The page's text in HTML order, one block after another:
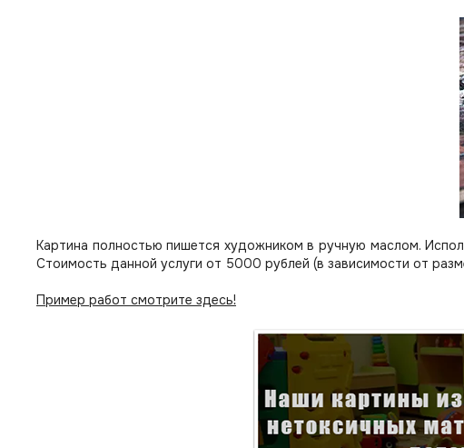
Картина полностью пишется художником в ручную маслом.
Стоимость данной услуги от 5000 рублей (в зависимости от
Пример работ смотрите здесь!